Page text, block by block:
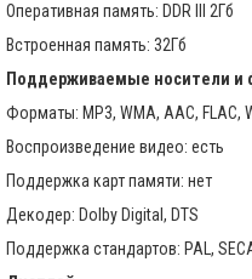
Оперативная память: DDR III 2Гб
Встроенная память: 32Гб
Поддерживаемые носители и
Форматы: MP3, WMA, AAC, FLAC,
Воспроизведение видео: есть
Поддержка карт памяти: нет
Декодер: Dolby Digital, DTS
Поддержка стандартов: PAL,